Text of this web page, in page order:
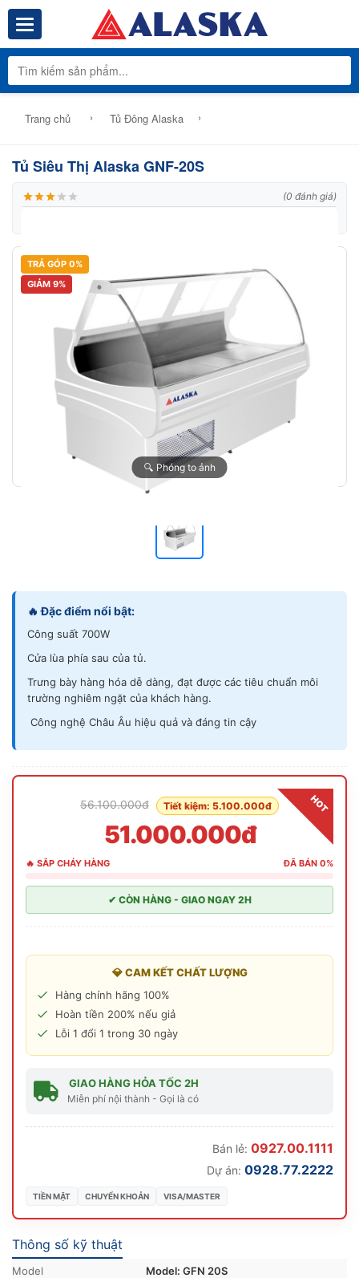
Toggle navigation Tổng Kho
Trang chủ › Tủ Đông Alaska ›
TRẢ GÓP 0%
GIẢM 9%
🔍 Phóng to ảnh
🔥 Đặc điểm nổi bật:
Công suất 700W
Cửa lùa phía sau của tủ.
Trưng bày hàng hóa dễ dàng, đạt được các tiêu chuẩn môi
trường nghiêm ngặt của khách hàng.
Công nghệ Châu Âu hiệu quả và đáng tin cậy
Tủ Siêu Thị Alaska GNF-20S
(0 đánh giá)
Thông số kỹ thuật
Model
Model: GFN 20S
HOT
56.100.000đ Tiết kiệm: 5.100.000đ
51.000.000đ
🔥 SẮP CHÁY HÀNG ĐÃ BÁN 0%
✔ CÒN HÀNG - GIAO NGAY 2H
💎 CAM KẾT CHẤT LƯỢNG
Hàng chính hãng 100%
Hoàn tiền 200% nếu giả
Lỗi 1 đổi 1 trong 30 ngày
GIAO HÀNG HỎA TỐC 2H
Miễn phí nội thành - Gọi là có
Bán lẻ: 0927.00.1111
Dự án: 0928.77.2222
TIỀN MẶT CHUYỂN KHOẢN VISA/MASTER